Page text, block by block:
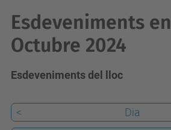
Esdeveniments en
Octubre 2024
Esdeveniments del lloc
< Dia